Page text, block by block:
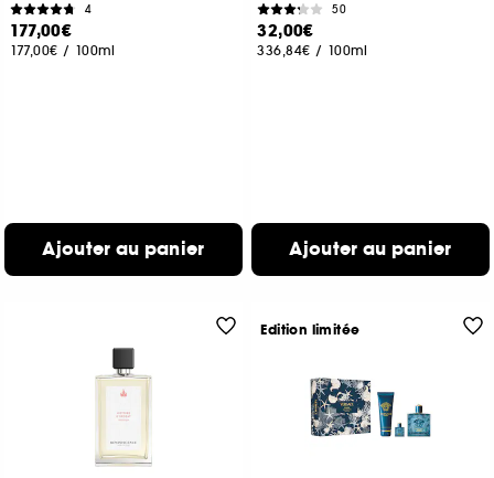
4
177,00€
177,00€ / 100ml
Ajouter au panier
50
32,00€
336,84€ / 100ml
Ajouter au panier
Edition limitée